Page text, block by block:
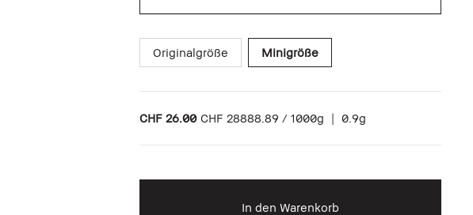
Originalgröße Minigröße
CHF 26.00 CHF 28888.89 / 1000g | 0.9g
In den Warenkorb